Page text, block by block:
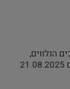
הנלווים,
עד ליום 21.08.2025